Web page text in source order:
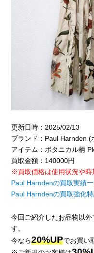
更新日時：2025/02/13
ブランド：Paul Harnden (
アイテム：ボタニカル柄
買取金額：140000円
※買取価格は使用状況や時
Paul Harndenの買取実績
Paul Harndenの買取強化
今回ご紹介したお品物以
す。
今なら20%UPでお買い